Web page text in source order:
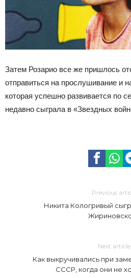
Затем Розарио все же пришлось
отправиться на прослушивание и
которая успешно развивается по
недавно сыграла в «Звездных
Previous
Никита Кологривый
Next article
Как выкручивались при
СССР, когда они не